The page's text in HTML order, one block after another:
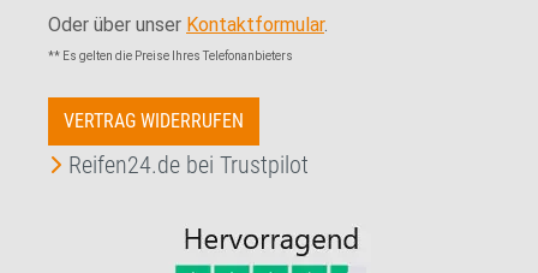
Oder über unser Kontaktformular.
** Es gelten die Preise Ihres Telefonanbieters
VERTRAG WIDERRUFEN
Reifen24.de bei Trustpilot